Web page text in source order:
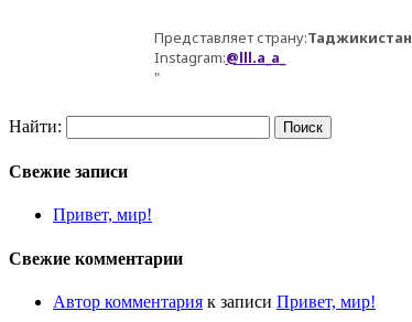
Представляет страну:Таджикистан
Instagram:@lll.a_a_
"
Найти:
Свежие записи
Привет, мир!
Свежие комментарии
Автор комментария к записи Привет, мир!